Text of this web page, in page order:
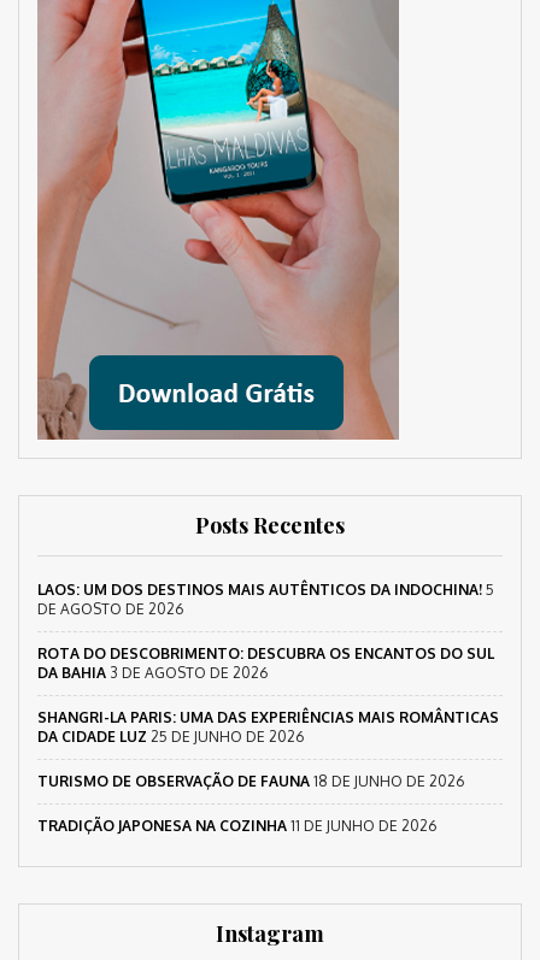
Posts Recentes
LAOS: UM DOS DESTINOS MAIS AUTÊNTICOS DA INDOCHINA! 5
DE AGOSTO DE 2026
ROTA DO DESCOBRIMENTO: DESCUBRA OS ENCANTOS DO SUL
DA BAHIA 3 DE AGOSTO DE 2026
SHANGRI-LA PARIS: UMA DAS EXPERIÊNCIAS MAIS ROMÂNTICAS
DA CIDADE LUZ 25 DE JUNHO DE 2026
TURISMO DE OBSERVAÇÃO DE FAUNA 18 DE JUNHO DE 2026
TRADIÇÃO JAPONESA NA COZINHA 11 DE JUNHO DE 2026
Instagram